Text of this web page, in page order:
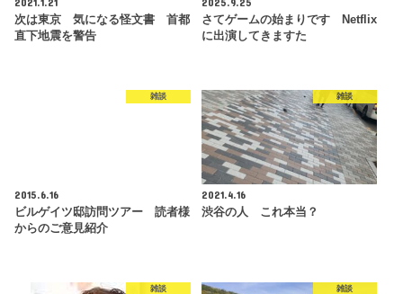
次は東京 気になる怪文書 首都
直下地震を警告
さてゲームの始まりです Netflix
に出演してきますた
雑談
2015.6.16
ビルゲイツ邸訪問ツアー 読者様
からのご意見紹介
雑談
2021.4.16
渋谷の人 これ本当？
雑談 雑談